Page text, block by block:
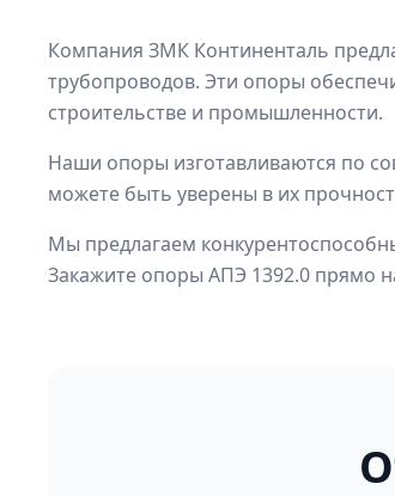
Компания ЗМК Континенталь
трубопроводов. Эти опоры
строительстве и промышленности.
Наши опоры изготавливаются по
можете быть уверены в их
Мы предлагаем
Закажите опоры АПЭ 1392.0 прямо